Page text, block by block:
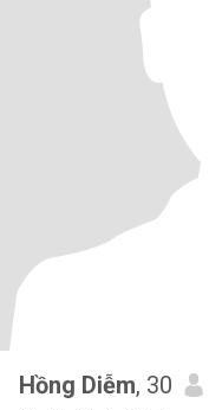
Hồng Diễm, 30